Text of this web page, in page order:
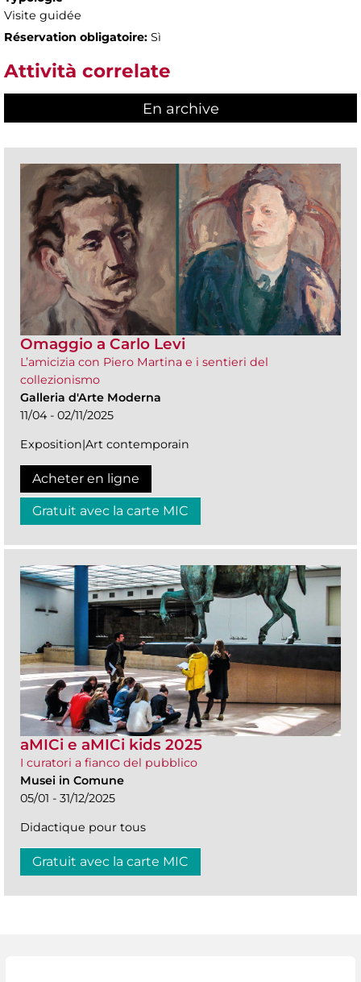
Visite guidée
Réservation obligatoire: Sì
Attività correlate
En archive
Omaggio a Carlo Levi
L’amicizia con Piero Martina e i sentieri del
collezionismo
Galleria d'Arte Moderna
11/04 - 02/11/2025
Exposition|Art contemporain
Acheter en ligne
Gratuit avec la carte MIC
aMICi e aMICi kids 2025
I curatori a fianco del pubblico
Musei in Comune
05/01 - 31/12/2025
Didactique pour tous
Gratuit avec la carte MIC